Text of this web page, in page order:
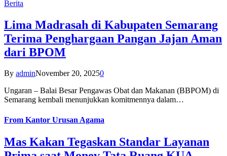
Berita
Lima Madrasah di Kabupaten Semarang
Terima Penghargaan Pangan Jajan Aman
dari BPOM
By adminNovember 20, 20250
Ungaran – Balai Besar Pengawas Obat dan Makanan (BBPOM) di
Semarang kembali menunjukkan komitmennya dalam…
From Kantor Urusan Agama
Mas Kakan Tegaskan Standar Layanan